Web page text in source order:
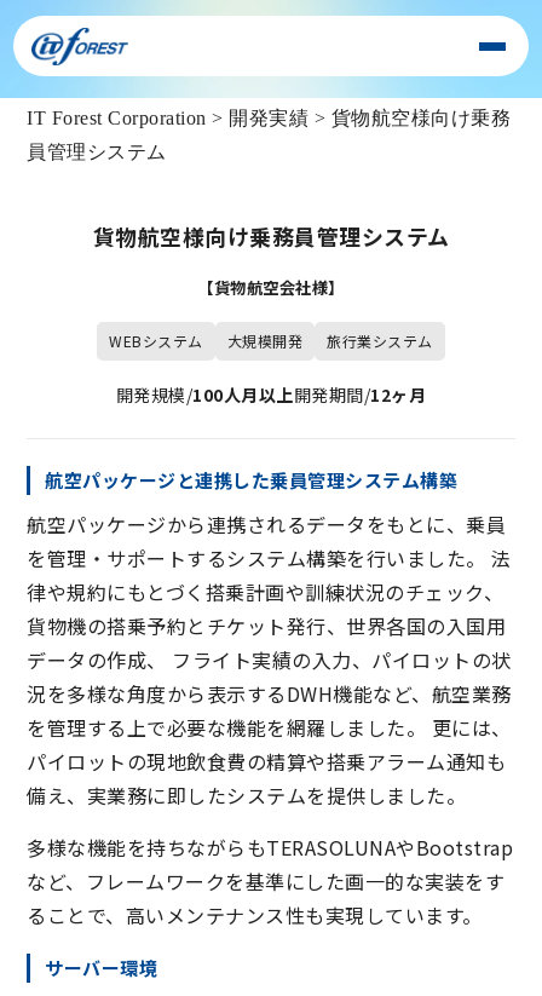
IT Forest Corporation > 開発実績 > 貨物航空様向け乗務
員管理システム
貨物航空様向け乗務員管理システム
【貨物航空会社様】
WEBシステム 大規模開発 旅行業システム
開発規模/100人月以上開発期間/12ヶ月
航空パッケージと連携した乗員管理システム構築
航空パッケージから連携されるデータをもとに、乗員
を管理・サポートするシステム構築を行いました。 法
律や規約にもとづく搭乗計画や訓練状況のチェック、
貨物機の搭乗予約とチケット発行、世界各国の入国用
データの作成、 フライト実績の入力、パイロットの状
況を多様な角度から表示するDWH機能など、航空業務
を管理する上で必要な機能を網羅しました。 更には、
パイロットの現地飲食費の精算や搭乗アラーム通知も
備え、実業務に即したシステムを提供しました。
多様な機能を持ちながらもTERASOLUNAやBootstrap
など、フレームワークを基準にした画一的な実装をす
ることで、高いメンテナンス性も実現しています。
サーバー環境